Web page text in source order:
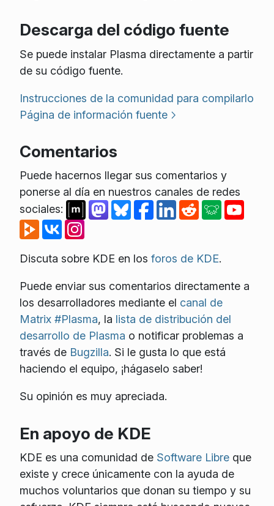
Descarga del código fuente
Se puede instalar Plasma directamente a partir
de su código fuente.
Instrucciones de la comunidad para compilarlo
Página de información fuente
Comentarios
Puede hacernos llegar sus comentarios y
ponerse al día en nuestros canales de redes
sociales:
Discuta sobre KDE en los foros de KDE.
Puede enviar sus comentarios directamente a
los desarrolladores mediante el canal de
Matrix #Plasma, la lista de distribución del
desarrollo de Plasma o notificar problemas a
través de Bugzilla. Si le gusta lo que está
haciendo el equipo, ¡hágaselo saber!
Su opinión es muy apreciada.
En apoyo de KDE
KDE es una comunidad de Software Libreque
existe y crece únicamente con la ayuda de
muchos voluntarios que donan su tiempo y su